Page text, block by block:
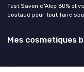
Test Savon d'Alep 60%
costaud pour tout faire
Mes cosmetiques